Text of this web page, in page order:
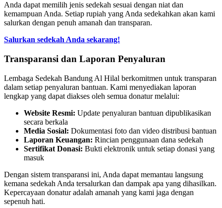
Anda dapat memilih jenis sedekah sesuai dengan niat dan
kemampuan Anda. Setiap rupiah yang Anda sedekahkan akan kami
salurkan dengan penuh amanah dan transparan.
Salurkan sedekah Anda sekarang!
Transparansi dan Laporan Penyaluran
Lembaga Sedekah Bandung Al Hilal berkomitmen untuk transparan
dalam setiap penyaluran bantuan. Kami menyediakan laporan
lengkap yang dapat diakses oleh semua donatur melalui:
Website Resmi: Update penyaluran bantuan dipublikasikan
secara berkala
Media Sosial: Dokumentasi foto dan video distribusi bantuan
Laporan Keuangan: Rincian penggunaan dana sedekah
Sertifikat Donasi: Bukti elektronik untuk setiap donasi yang
masuk
Dengan sistem transparansi ini, Anda dapat memantau langsung
kemana sedekah Anda tersalurkan dan dampak apa yang dihasilkan.
Kepercayaan donatur adalah amanah yang kami jaga dengan
sepenuh hati.